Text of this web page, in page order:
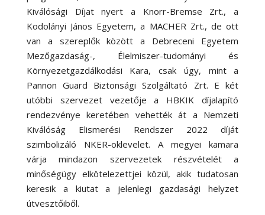
Kiválósági Díjat nyert a Knorr-Bremse Zrt., a
Kodolányi János Egyetem, a MACHER Zrt., de ott
van a szereplők között a Debreceni Egyetem
Mezőgazdaság-, Élelmiszer-tudományi és
Környezetgazdálkodási Kara, csak úgy, mint a
Pannon Guard Biztonsági Szolgáltató Zrt. E két
utóbbi szervezet vezetője a HBKIK díjalapító
rendezvénye keretében vehették át a Nemzeti
Kiválóság Elismerési Rendszer 2022 díját
szimbolizáló NKER-oklevelet. A megyei kamara
várja mindazon szervezetek részvételét a
minőségügy elkötelezettjei közül, akik tudatosan
keresik a kiutat a jelenlegi gazdasági helyzet
útvesztőiből.